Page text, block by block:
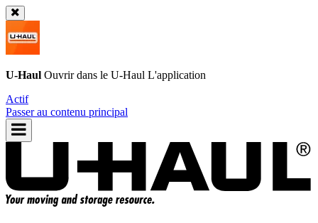
U-Haul Ouvrir dans le U-Haul L'application
Actif
Passer au contenu principal